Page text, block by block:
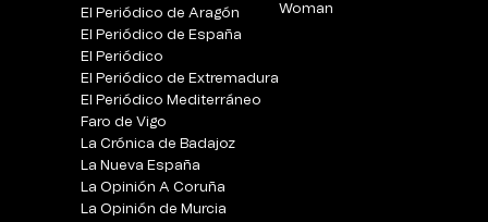
El Periódico de Aragón
El Periódico de España
El Periódico
El Periódico de Extremadura
El Periódico Mediterráneo
Faro de Vigo
La Crónica de Badajoz
La Nueva España
La Opinión A Coruña
La Opinión de Murcia
Woman